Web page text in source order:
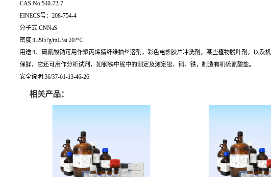
CAS No:540-72-7
EINECS号：208-754-4
分子式:CNNaS
密度:1.295?g/mL?at 20?°C
用途:1、硫氰酸钠可用作聚丙烯腈纤维抽丝溶剂，彩色电影胶片冲洗剂，某些植物脱叶剂，以
保鲜，它还可用作分析试剂，如钢铁中铌中的测定及测定银、铜、铁，制造有机硫氰酸盐。
安全说明:36/37-61-13-46-26
相关产品：